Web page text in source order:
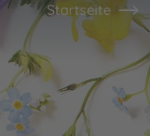
Startseite